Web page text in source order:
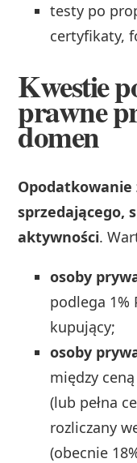
testy po
certyfikaty,
Kwestie
prawne
domen
sprzedającego,
aktywności.
osoby
podlega 1%
kupujący;
osoby
między
(lub pełna
rozliczany
(obecnie